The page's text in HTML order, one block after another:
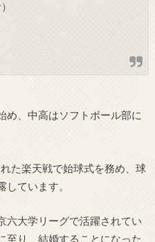
め、中高はソフトボール部に
た楽天戦で始球式を務め、球
ています。
六大学リーグで活躍されてい
至り、結婚することになった